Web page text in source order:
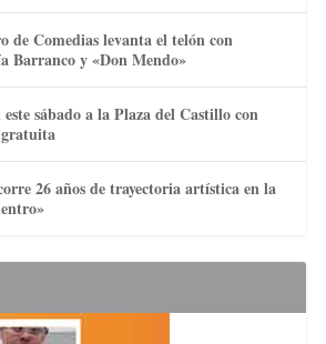
de Comedias levanta el telón con
Barranco y «Don Mendo»
sábado a la Plaza del Castillo con
26 años de trayectoria artística en la